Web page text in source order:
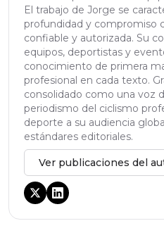
El trabajo de Jorge se
profundidad y compromiso
confiable y autorizada. Su
equipos, deportistas y
conocimiento de primera
profesional en cada texto.
consolidado como una voz
periodismo del ciclismo
deporte a su audiencia
estándares editoriales.
Ver publicaciones del